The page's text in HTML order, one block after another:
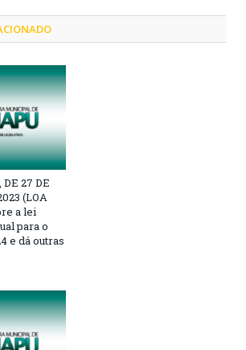
27 DE
(LOA
a lei
para o
e dá outras